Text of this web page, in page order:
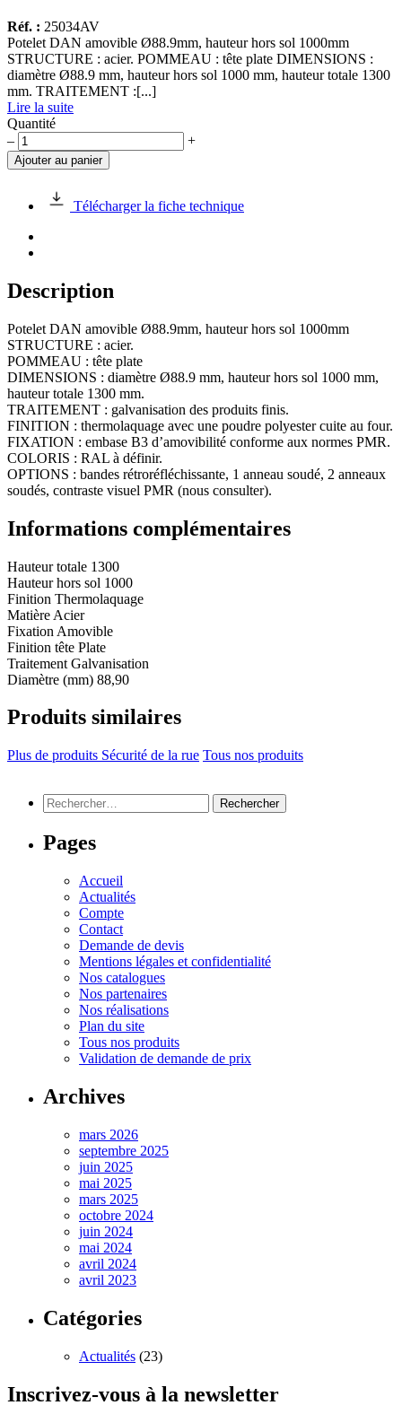
Réf. : 25034AV
Potelet DAN amovible Ø88.9mm, hauteur hors sol 1000mm
STRUCTURE : acier. POMMEAU : tête plate DIMENSIONS :
diamètre Ø88.9 mm, hauteur hors sol 1000 mm, hauteur totale 1300
mm. TRAITEMENT :[...]
Lire la suite
Quantité
quantité
de
Potelet
amovible
hauteur
hors
1000mm
– +
Ajouter au panier
Télécharger la fiche technique
Description
Potelet DAN amovible Ø88.9mm, hauteur hors sol 1000mm
STRUCTURE : acier.
POMMEAU : tête plate
DIMENSIONS : diamètre Ø88.9 mm, hauteur hors sol 1000 mm,
hauteur totale 1300 mm.
TRAITEMENT : galvanisation des produits finis.
FINITION : thermolaquage avec une poudre polyester cuite au four.
FIXATION : embase B3 d’amovibilité conforme aux normes PMR.
COLORIS : RAL à définir.
OPTIONS : bandes rétroréfléchissante, 1 anneau soudé, 2 anneaux
soudés, contraste visuel PMR (nous consulter).
Informations complémentaires
Hauteur totale 1300
Hauteur hors sol 1000
Finition Thermolaquage
Matière Acier
Fixation Amovible
Finition tête Plate
Traitement Galvanisation
Diamètre (mm) 88,90
Produits similaires
Plus de produits Sécurité de la rue Tous nos produits
Rechercher :
Pages
Accueil
Actualités
Compte
Contact
Demande de devis
Mentions légales et confidentialité
Nos catalogues
Nos partenaires
Nos réalisations
Plan du site
Tous nos produits
Validation de demande de prix
Archives
mars 2026
septembre 2025
juin 2025
mai 2025
mars 2025
octobre 2024
juin 2024
mai 2024
avril 2024
avril 2023
Catégories
Actualités (23)
Inscrivez-vous à la newsletter